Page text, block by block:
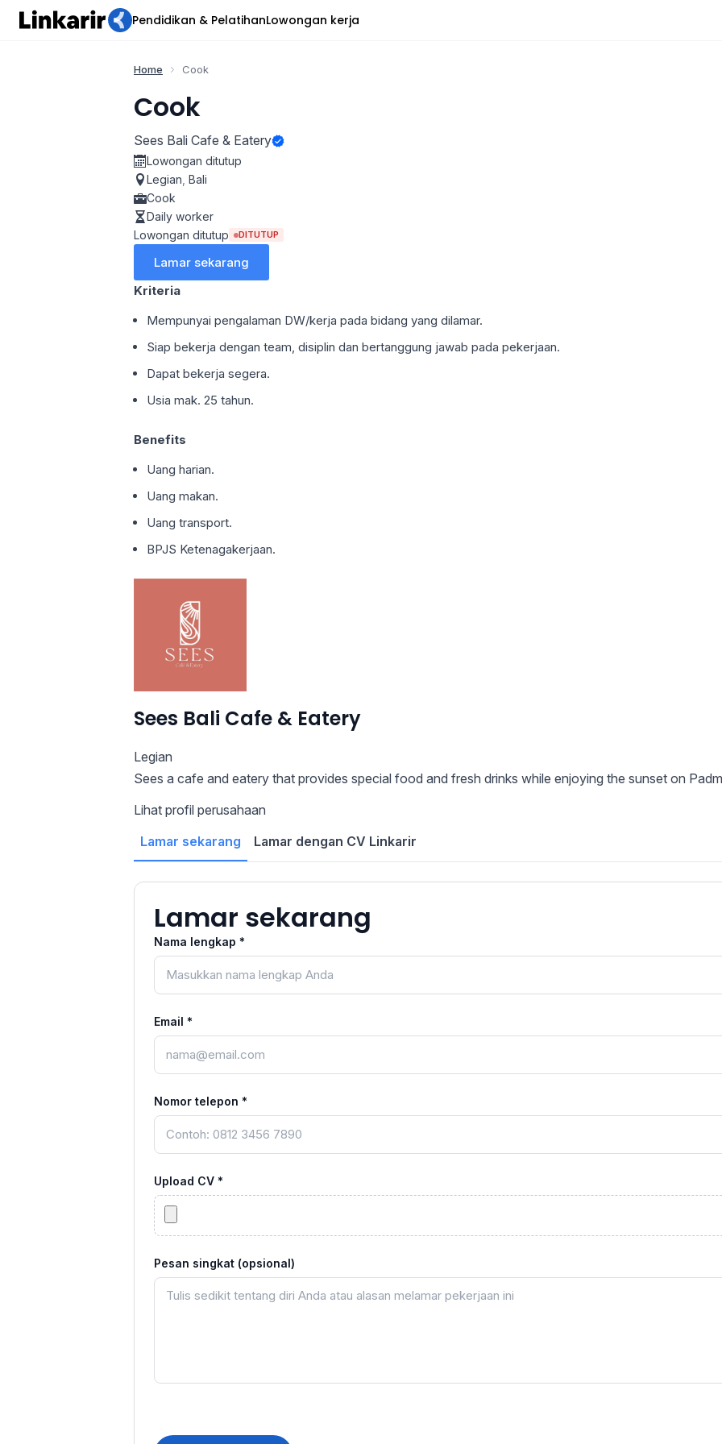
Pendidikan & PelatihanLowongan kerja
Home Cook
Cook
Sees Bali Cafe & Eatery
Lowongan ditutup
Legian Bali
Cook
Daily worker
Lowongan ditutup
DITUTUP
Lamar sekarang
Kriteria
Mempunyai pengalaman DW/kerja pada bidang yang dilamar.
Siap bekerja dengan team, disiplin dan bertanggung jawab pada pekerjaan.
Dapat bekerja segera.
Usia mak. 25 tahun.
Benefits
Uang harian.
Uang makan.
Uang transport.
BPJS Ketenagakerjaan.
Sees Bali Cafe & Eatery
Legian
Sees a cafe and eatery that provides special food and fresh drinks while enjoying the sunset on
Lihat profil perusahaan
Lamar sekarang
Lamar dengan CV Linkarir
Lamar sekarang
Nama lengkap *
Email *
Nomor telepon *
Upload CV *
Pesan singkat (opsional)